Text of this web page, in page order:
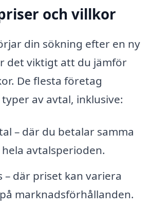
och villkor
din sökning efter en ny
det viktigt att du jämför
De flesta företag
av avtal, inklusive:
– där du betalar samma
avtalsperioden.
– där priset kan variera
marknadsförhållanden.